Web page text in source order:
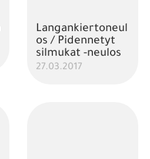
Langankiertoneul
os / Pidennetyt
silmukat -neulos
27.03.2017